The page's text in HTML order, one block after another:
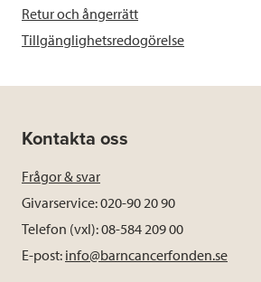
Retur och ångerrätt
Tillgänglighetsredogörelse
Kontakta oss
Frågor & svar
Givarservice: 020-90 20 90
Telefon (vxl): 08-584 209 00
E-post: info@barncancerfonden.se